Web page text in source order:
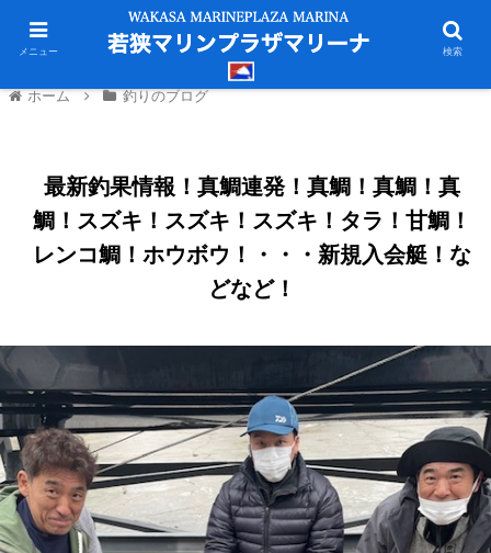
ホーム 釣りのブログ
最新釣果情報！真鯛連発！真鯛！真鯛！真
鯛！スズキ！スズキ！スズキ！タラ！甘鯛！
レンコ鯛！ホウボウ！・・・新規入会艇！な
どなど！
メニュー 検索